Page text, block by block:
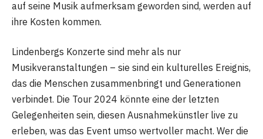
auf seine Musik aufmerksam geworden sind, werden auf
ihre Kosten kommen.
Lindenbergs Konzerte sind mehr als nur
Musikveranstaltungen – sie sind ein kulturelles Ereignis,
das die Menschen zusammenbringt und Generationen
verbindet. Die Tour 2024 könnte eine der letzten
Gelegenheiten sein, diesen Ausnahmekünstler live zu
erleben, was das Event umso wertvoller macht. Wer die